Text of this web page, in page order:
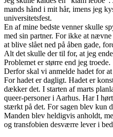
mands hånd i mit hår, imens jeg
universitetsfest.
En af mine bedste venner skulle
med sin partner. For ikke at
at blive slået ned på åben gade,
Alt det skulle der til for, at jeg
Problemet er større end jeg troede.
Derfor skal vi anmelde hadet for at
For hadet er dagligt. Hadet er
dækker det. I starten af marts
queer-personer i Aarhus. Har I
stærkt på det. For sagen blev kun
Manden blev heldigvis anholdt,
og transfobien desværre lever i